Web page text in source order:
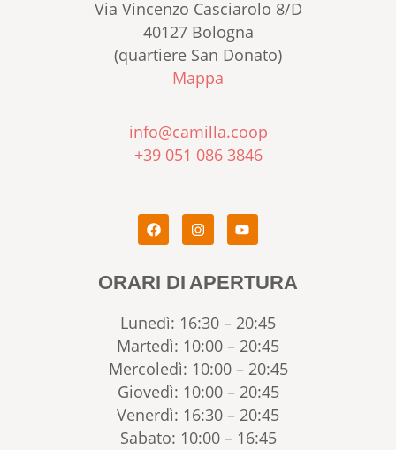
Via Vincenzo Casciarolo 8/D
40127 Bologna
(quartiere San Donato)
Mappa
info@camilla.coop
+39 051 086 3846
ORARI DI APERTURA
Lunedì: 16:30 – 20:45
Martedì: 10:00 – 20:45
Mercoledì: 10:00 – 20:45
Giovedì: 10:00 – 20:45
Venerdì: 16:30 – 20:45
Sabato: 10:00 – 16:45